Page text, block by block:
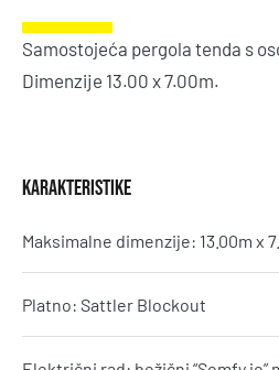
Samostojeća pergola tenda s
Dimenzije 13.00 x 7.00m.
KARAKTERISTIKE
Maksimalne dimenzije: 13.00m x
Platno: Sattler Blockout